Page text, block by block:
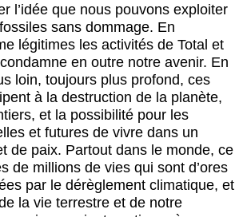
l’idée que nous pouvons exploiter
sans dommage. En
légitimes les activités de Total et
en outre notre avenir. En
loin, toujours plus profond, ces
à la destruction de la planète,
et la possibilité pour les
et futures de vivre dans un
de paix. Partout dans le monde, ce
de millions de vies qui sont d’ores
par le dérèglement climatique, et
la vie terrestre et de notre